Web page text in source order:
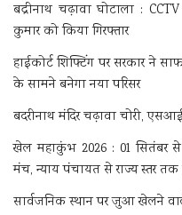
बद्रीनाथ चढ़ावा घोटाला :
कुमार को किया गिरफ्तार
हाईकोर्ट शिफ्टिंग पर सरकार ने
के सामने बनेगा नया परिसर
बदरीनाथ मंदिर चढ़ावा चोरी,
खेल महाकुंभ 2026 : 01 सितंबर से
मंच, न्याय पंचायत से राज्य स्तर तक
सार्वजनिक स्थान पर जुआ खेलने